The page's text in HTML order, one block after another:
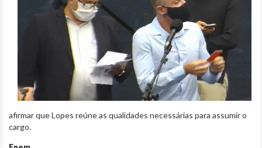
afirmar que Lopes reúne as qualidades necessárias para assumir o
cargo.